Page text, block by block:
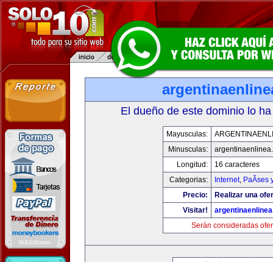
El dueño de este dominio lo
Mayusculas:
Minusculas:
Longitud:
16 caracteres
Categorias:
Internet, PaÃ­ses
Precio:
Realizar una
Visitar!
Serán consideradas